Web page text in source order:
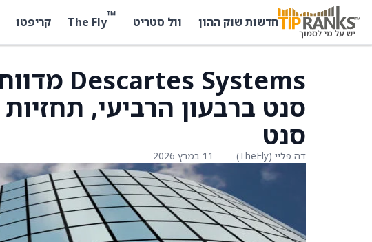
חדשות שוק ההון וול סטריט ™
The Fly קריפטו
סנט
דה פליי (TheFly) 11 במרץ 2026